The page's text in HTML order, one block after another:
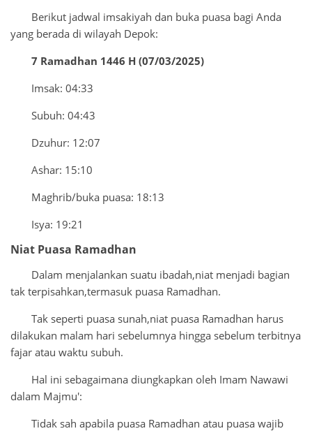
Berikut jadwal imsakiyah dan buka puasa bagi Anda
yang berada di wilayah Depok:
7 Ramadhan 1446 H (07/03/2025)
Imsak: 04:33
Subuh: 04:43
Dzuhur: 12:07
Ashar: 15:10
Maghrib/buka puasa: 18:13
Isya: 19:21
Niat Puasa Ramadhan
Dalam menjalankan suatu ibadah,niat menjadi bagian
tak terpisahkan,termasuk puasa Ramadhan.
Tak seperti puasa sunah,niat puasa Ramadhan harus
dilakukan malam hari sebelumnya hingga sebelum terbitnya
fajar atau waktu subuh.
Hal ini sebagaimana diungkapkan oleh Imam Nawawi
dalam Majmu':
Tidak sah apabila puasa Ramadhan atau puasa wajib